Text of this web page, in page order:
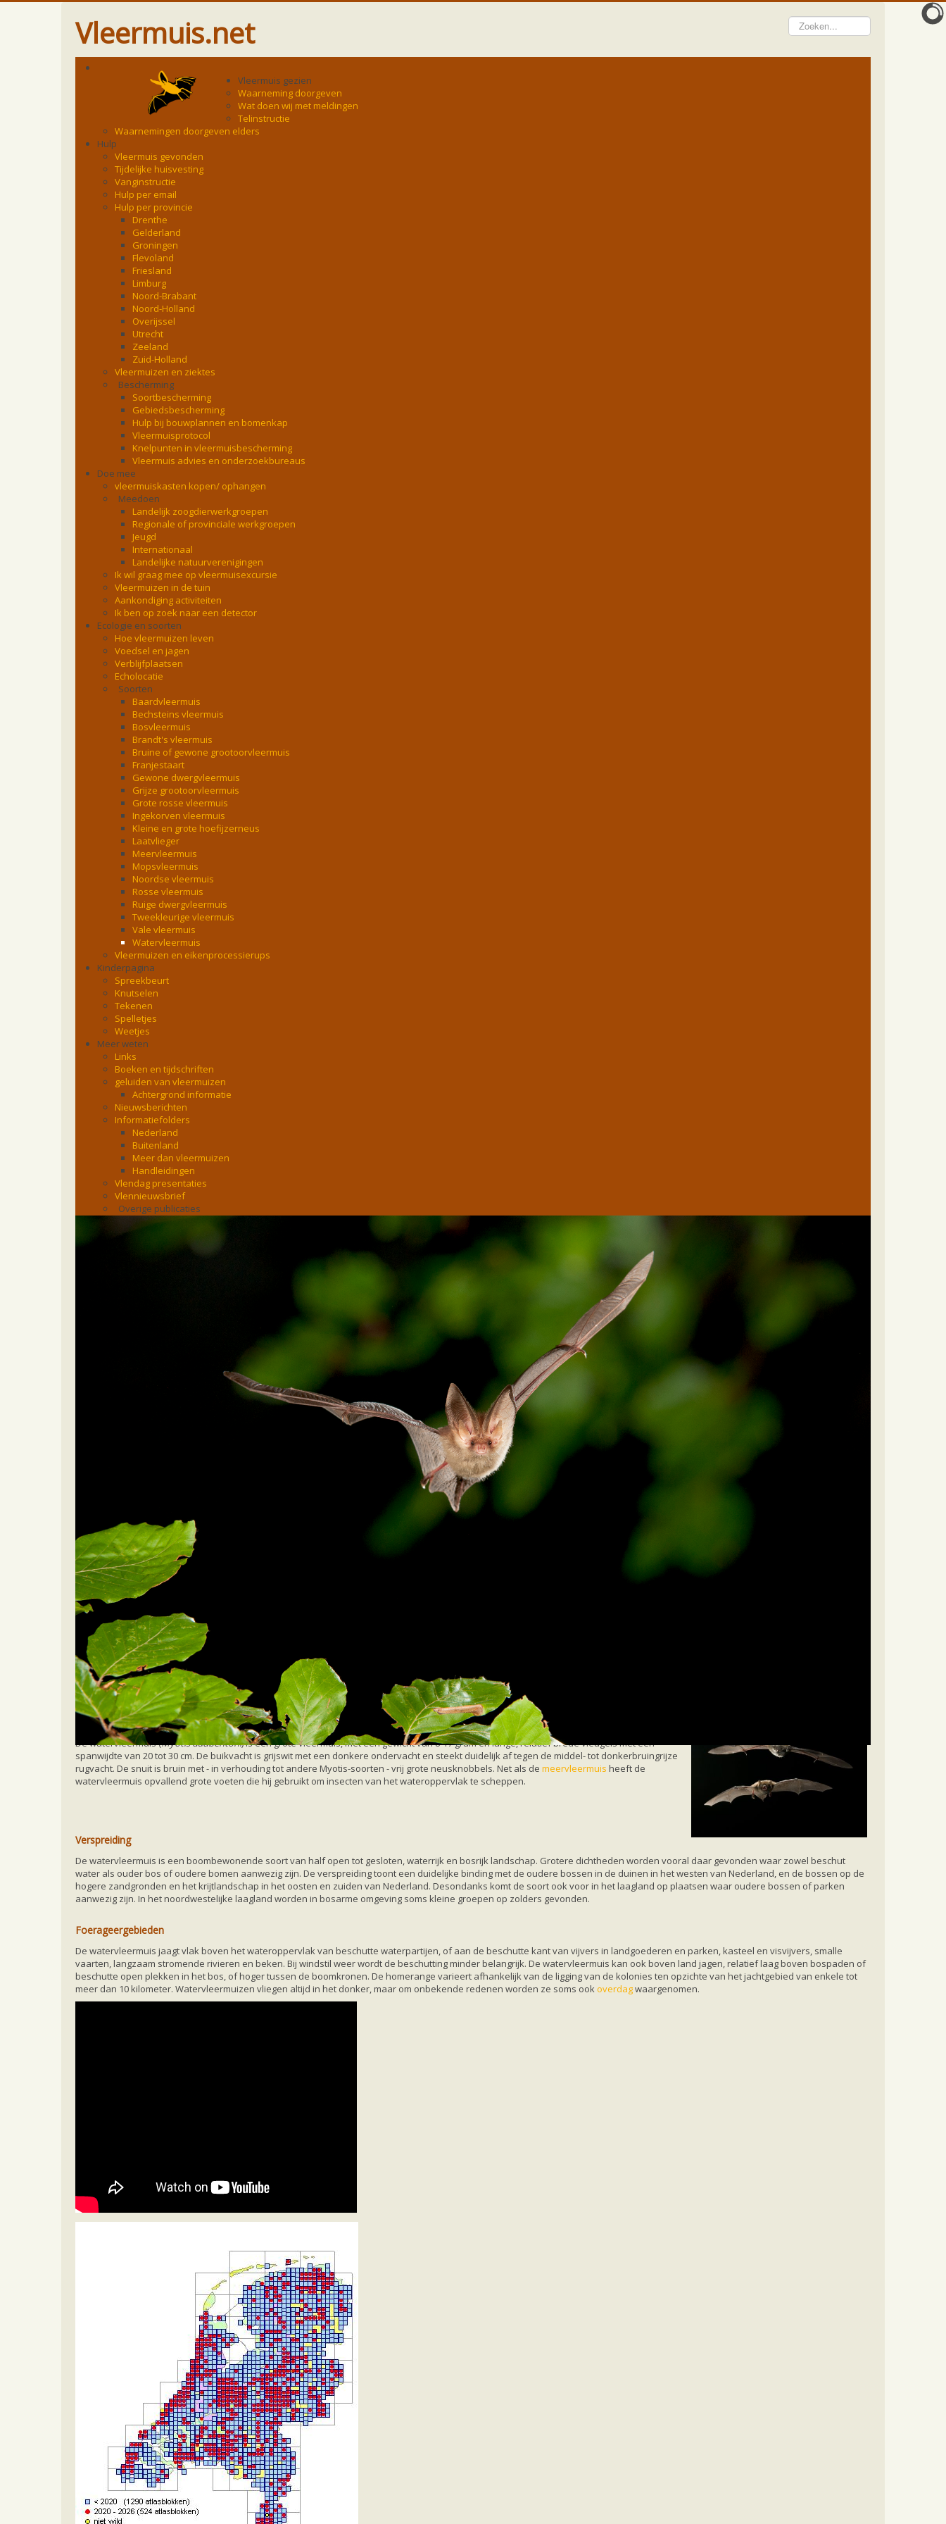
Vleermuis.net
Vleermuis gezien
Waarneming doorgeven
Wat doen wij met meldingen
Telinstructie
Waarnemingen doorgeven elders
Hulp
Vleermuis gevonden
Tijdelijke huisvesting
Vanginstructie
Hulp per email
Hulp per provincie
Drenthe
Gelderland
Groningen
Flevoland
Friesland
Limburg
Noord-Brabant
Noord-Holland
Overijssel
Utrecht
Zeeland
Zuid-Holland
Vleermuizen en ziektes
Bescherming
Soortbescherming
Gebiedsbescherming
Hulp bij bouwplannen en bomenkap
Vleermuisprotocol
Knelpunten in vleermuisbescherming
Vleermuis advies en onderzoekbureaus
Doe mee
vleermuiskasten kopen/ ophangen
Meedoen
Landelijk zoogdierwerkgroepen
Regionale of provinciale werkgroepen
Jeugd
Internationaal
Landelijke natuurverenigingen
Ik wil graag mee op vleermuisexcursie
Vleermuizen in de tuin
Aankondiging activiteiten
Ik ben op zoek naar een detector
Ecologie en soorten
Hoe vleermuizen leven
Voedsel en jagen
Verblijfplaatsen
Echolocatie
Soorten
Baardvleermuis
Bechsteins vleermuis
Bosvleermuis
Brandt's vleermuis
Bruine of gewone grootoorvleermuis
Franjestaart
Gewone dwergvleermuis
Grijze grootoorvleermuis
Grote rosse vleermuis
Ingekorven vleermuis
Kleine en grote hoefijzerneus
Laatvlieger
Meervleermuis
Mopsvleermuis
Noordse vleermuis
Rosse vleermuis
Ruige dwergvleermuis
Tweekleurige vleermuis
Vale vleermuis
Watervleermuis
Vleermuizen en eikenprocessierups
Kinderpagina
Spreekbeurt
Knutselen
Tekenen
Spelletjes
Weetjes
Meer weten
Links
Boeken en tijdschriften
geluiden van vleermuizen
Achtergrond informatie
Nieuwsberichten
Informatiefolders
Nederland
Buitenland
Meer dan vleermuizen
Handleidingen
Vlendag presentaties
Vlennieuwsbrief
Overige publicaties
zoonose info (rabies, corona, etc)
rapporten
Home Ecologie en soorten Watervleermuis
Watervleermuis
Uiterlijk
De watervleermuis (Myotis daubentoni) is een grote vleermuis, met een gewicht van 8-17 gram en lange, relatief brede vleugels met een
spanwijdte van 20 tot 30 cm. De buikvacht is grijswit met een donkere ondervacht en steekt duidelijk af tegen de middel- tot donkerbruingrijze
rugvacht. De snuit is bruin met - in verhouding tot andere Myotis-soorten - vrij grote neusknobbels. Net als de meervleermuis heeft de
watervleermuis opvallend grote voeten die hij gebruikt om insecten van het wateroppervlak te scheppen.
Verspreiding
De watervleermuis is een boombewonende soort van half open tot gesloten, waterrijk en bosrijk landschap. Grotere dichtheden worden vooral daar gevonden waar zowel beschut
water als ouder bos of oudere bomen aanwezig zijn. De verspreiding toont een duidelijke binding met de oudere bossen in de duinen in het westen van Nederland, en de bossen op de
hogere zandgronden en het krijtlandschap in het oosten en zuiden van Nederland. Desondanks komt de soort ook voor in het laagland op plaatsen waar oudere bossen of parken
aanwezig zijn. In het noordwestelijke laagland worden in bosarme omgeving soms kleine groepen op zolders gevonden.
Foerageergebieden
De watervleermuis jaagt vlak boven het wateroppervlak van beschutte waterpartijen, of aan de beschutte kant van vijvers in landgoederen en parken, kasteel en visvijvers, smalle
vaarten, langzaam stromende rivieren en beken. Bij windstil weer wordt de beschutting minder belangrijk. De watervleermuis kan ook boven land jagen, relatief laag boven bospaden of
beschutte open plekken in het bos, of hoger tussen de boomkronen. De homerange varieert afhankelijk van de ligging van de kolonies ten opzichte van het jachtgebied van enkele tot
meer dan 10 kilometer. Watervleermuizen vliegen altijd in het donker, maar om onbekende redenen worden ze soms ookoverdagwaargenomen.